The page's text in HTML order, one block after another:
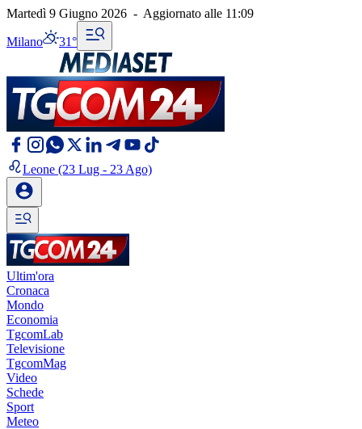
Martedì 9 Giugno 2026 - Aggiornato alle 11:09
Milano 31°
Leone (23 Lug - 23 Ago)
Ultim'ora
Cronaca
Mondo
Economia
TgcomLab
Televisione
TgcomMag
Video
Schede
Sport
Meteo